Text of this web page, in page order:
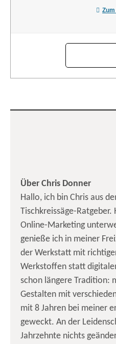
Zum
Über Chris Donner
Hallo, ich bin Chris aus
Tischkreissäge-
Online-Marketing
genieße ich in meiner
der Werkstatt mit
Werkstoffen statt
schon längere Tradition:
Gestalten mit
mit 8 Jahren bei meiner
geweckt. An der
Jahrzehnte nichts